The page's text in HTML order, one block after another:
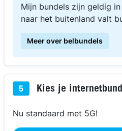
Mijn bundels zijn geldig in
naar het buitenland valt
Meer over belbundels
5 Kies je
Nu standaard met 5G!